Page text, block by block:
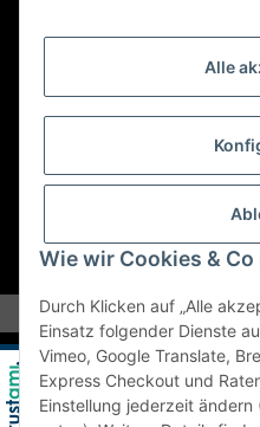
Alle
Wie wir Cookies &
Durch Klicken auf „Alle
Einsatz folgender Dienste
Vimeo, Google Translate,
Express Checkout und
Einstellung jederzeit
Abholungen nur nach
E-Mail:
Vertrag
* Alle Preise inkl. gesetzlicher USt., zzgl.